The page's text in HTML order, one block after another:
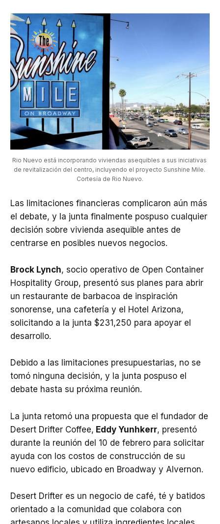
Rio Nuevo está incorporando viviendas asequibles a sus iniciativas
de revitalización del centro, incluyendo el proyecto Sunshine Mile.
Cortesía de Rio Nuevo.
Las limitaciones financieras complicaron aún más
el debate, y la junta finalmente pospuso cualquier
decisión sobre vivienda asequible antes de
centrarse en posibles nuevos negocios.
Brock Lynch, socio operativo de Open Container
Hospitality Group, presentó sus planes para abrir
un restaurante de barbacoa de inspiración
sonorense, una cafetería y el Hotel Arizona,
solicitando a la junta $231,250 para apoyar el
desarrollo.
Debido a las limitaciones presupuestarias, no se
tomó ninguna decisión, y la junta pospuso el
debate hasta su próxima reunión.
La junta retomó una propuesta que el fundador de
Desert Drifter Coffee, Eddy Yunhkerr, presentó
durante la reunión del 10 de febrero para solicitar
ayuda con los costos de construcción de su
nuevo edificio, ubicado en Broadway y Alvernon.
Desert Drifter es un negocio de café, té y batidos
orientado a la comunidad que colabora con